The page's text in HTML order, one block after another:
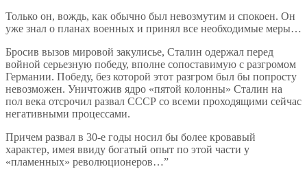
Только он, вождь, как обычно был невозмутим и спокоен. Он
уже знал о планах военных и принял все необходимые меры…
Бросив вызов мировой закулисье, Сталин одержал перед
войной серьезную победу, вполне сопоставимую с разгромом
Германии. Победу, без которой этот разгром был бы попросту
невозможен. Уничтожив ядро «пятой колонны» Сталин на
пол века отсрочил развал СССР со всеми проходящими сейчас
негативными процессами.
Причем развал в 30-е годы носил бы более кровавый
характер, имея ввиду богатый опыт по этой части у
«пламенных» революционеров…”